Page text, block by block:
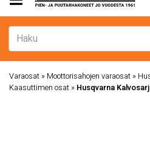
Varaosat » Moottorisahojen varaosat »
Kaasuttimen osat » Husqvarna